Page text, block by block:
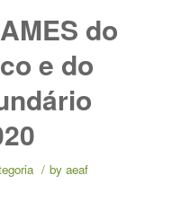
do
e do
/ by aeaf